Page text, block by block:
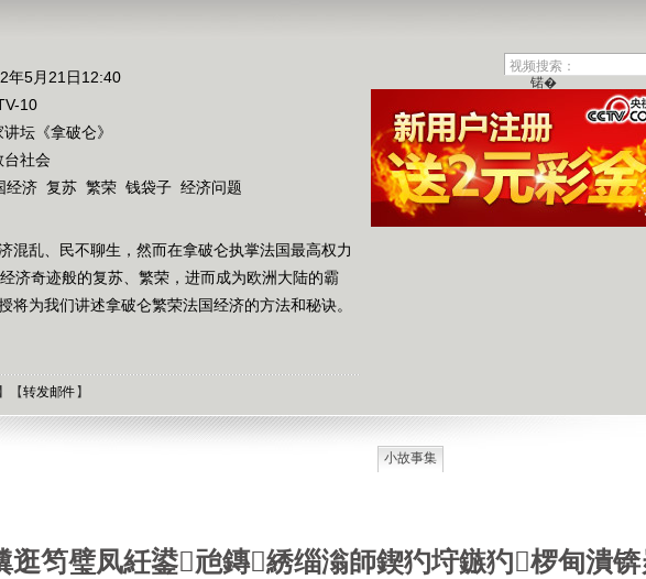
年5月21日12:40
10
坛《拿破仑》
台社会
经济 复苏 繁荣 钱袋子 经济问题
混乱、民不聊生，然而在拿破仑执掌法国最高权力
济奇迹般的复苏、繁荣，进而成为欧洲大陆的霸
为我们讲述拿破仑繁荣法国经济的方法和秘诀。
【转发邮件 】
逛笉璧凤紝鍙兘鏄綉缁滃師鍥犳垨鏃犳椤甸潰锛
锘�
小故事集
接触到18号机库最高机密的打字员